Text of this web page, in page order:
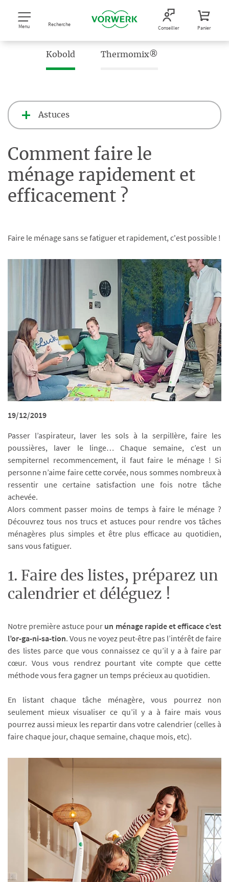
Menu Recherche Conseiller Panier
Kobold Thermomix®
Astuces
Comment faire le
ménage rapidement et
efficacement ?
Faire le ménage sans se fatiguer et rapidement, c'est possible !
19/12/2019
Passer l’aspirateur, laver les sols à la serpillère, faire les
poussières, laver le linge… Chaque semaine, c’est un
sempiternel recommencement, il faut faire le ménage ! Si
personne n’aime faire cette corvée, nous sommes nombreux à
ressentir une certaine satisfaction une fois notre tâche
achevée.
Alors comment passer moins de temps à faire le ménage ?
Découvrez tous nos trucs et astuces pour rendre vos tâches
ménagères plus simples et être plus efficace au quotidien,
sans vous fatiguer.
1. Faire des listes, préparez un
calendrier et déléguez !
Notre première astuce pour un ménage rapide et efficace c’est
l’or-ga-ni-sa-tion. Vous ne voyez peut-être pas l’intérêt de faire
des listes parce que vous connaissez ce qu’il y a à faire par
cœur. Vous vous rendrez pourtant vite compte que cette
méthode vous fera gagner un temps précieux au quotidien.
En listant chaque tâche ménagère, vous pourrez non
seulement mieux visualiser ce qu’il y a à faire mais vous
pourrez aussi mieux les repartir dans votre calendrier (celles à
faire chaque jour, chaque semaine, chaque mois, etc).